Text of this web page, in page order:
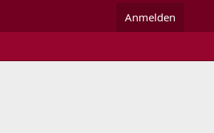
Anmelden